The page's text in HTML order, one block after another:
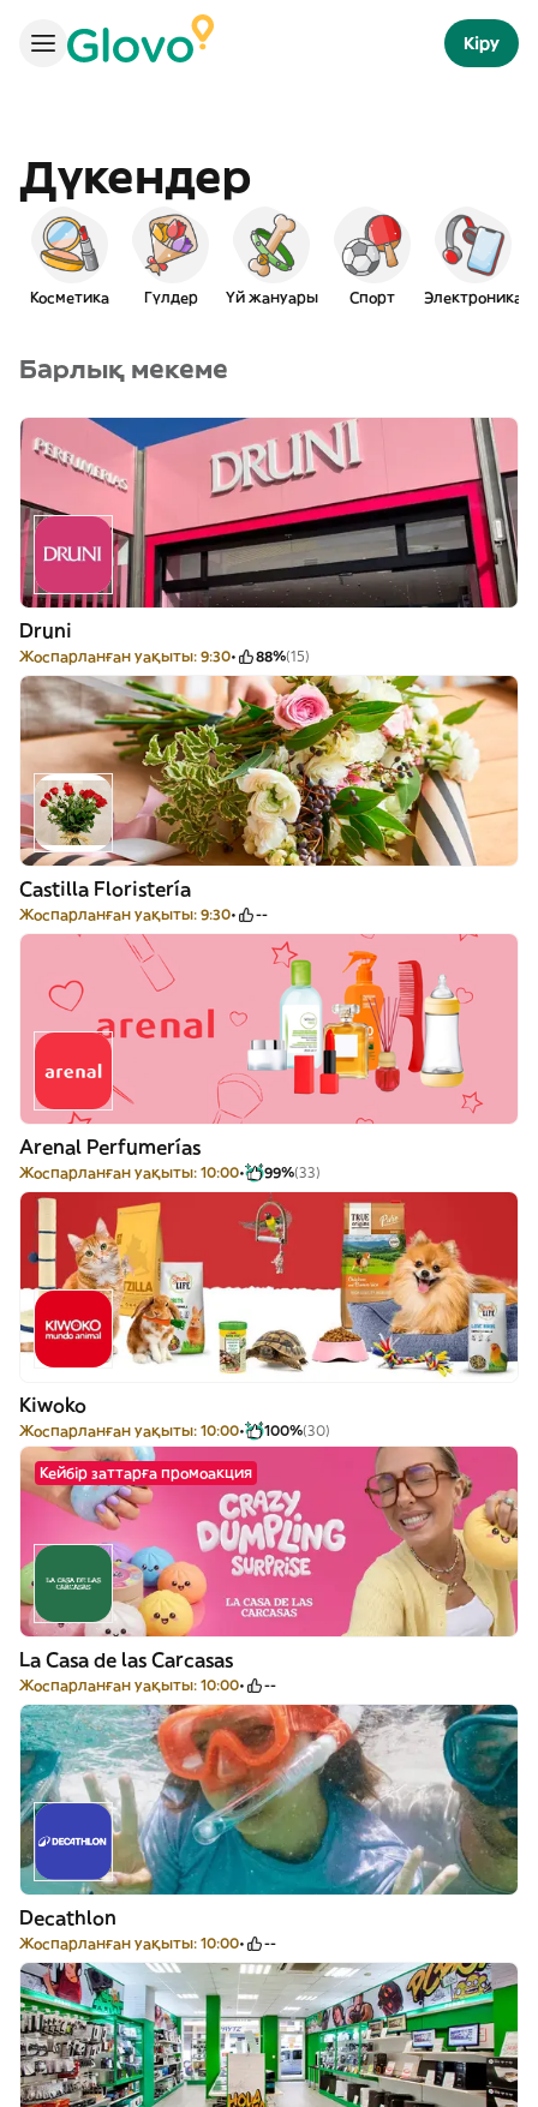
Кіру
Дүкендер
Косметика Гүлдер Үй жануары Спорт Электроника
Барлық мекеме
Druni
Жоспарланған уақыты: 9:30 88%(15)
Castilla Floristería
Жоспарланған уақыты: 9:30 --
Arenal Perfumerías
Жоспарланған уақыты: 10:00 99%(33)
Kiwoko
Жоспарланған уақыты: 10:00 100%(30)
Кейбір заттарға промоакция
La Casa de las Carcasas
Жоспарланған уақыты: 10:00 --
Decathlon
Жоспарланған уақыты: 10:00 --